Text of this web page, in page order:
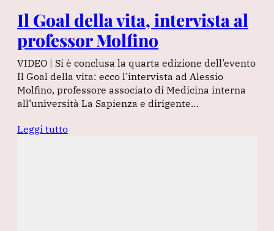
Il Goal della vita, intervista al
professor Molfino
VIDEO | Si è conclusa la quarta edizione dell’evento
Il Goal della vita: ecco l’intervista ad Alessio
Molfino, professore associato di Medicina interna
all’università La Sapienza e dirigente…
Leggi tutto